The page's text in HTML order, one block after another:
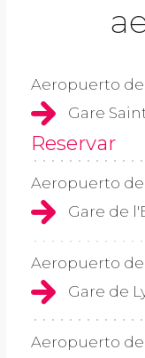
Aeropuerto
Gare
Reservar
Aeropuerto
Gare de
Aeropuerto
Gare de
Aeropuerto